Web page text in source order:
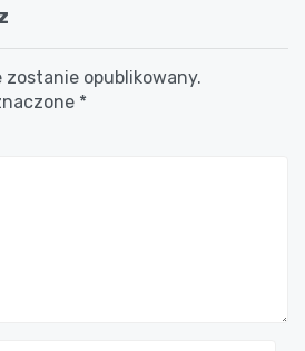
opublikowany.
*